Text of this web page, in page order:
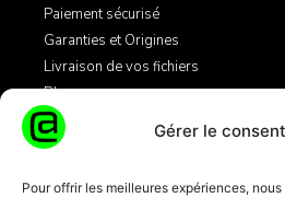
Gérer le
Pour offrir les meilleures expériences,
Paiement sécurisé
Garanties et Origines
Livraison de vos fichiers
Blog